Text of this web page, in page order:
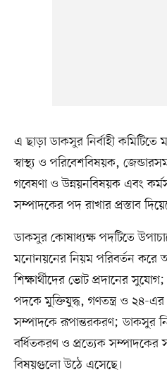
এ ছাড়া ডাকসুর নির্বাহী
স্বাস্থ্য ও পরিবেশবিষয়ক,
গবেষণা ও উন্নয়নবিষয়ক এবং
সম্পাদকের পদ রাখার প্রস্তাব
ডাকসুর কোষাধ্যক্ষ পদটিতে
মনোনয়নের নিয়ম পরিবর্তন করে
শিক্ষার্থীদের ভোট প্রদানের
পদকে মুক্তিযুদ্ধ, গণতন্ত্র ও ২৪-
সম্পাদকে রূপান্তরকরণ; ডাকসুর
বর্ধিতকরণ ও প্রত্যেক সম্পাদকের
বিষয়গুলো উঠে এসেছে।